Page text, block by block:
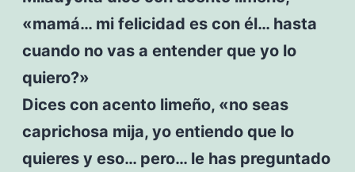
«mamá… mi felicidad es con él… hasta
cuando no vas a entender que yo lo
quiero?»
Dices con acento limeño, «no seas
caprichosa mija, yo entiendo que lo
quieres y eso… pero… le has preguntado